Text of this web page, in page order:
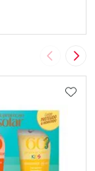
Imagem
FAVORITOS